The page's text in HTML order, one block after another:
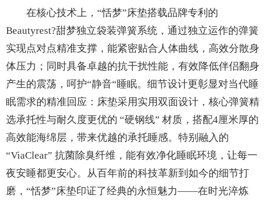
在核心技术上，“恬梦”床垫搭载品牌专利的
Beautyrest?甜梦独立袋装弹簧系统，通过独立运作的弹簧
实现点对点精准支撑，能紧密贴合人体曲线，高效分散身
体压力；同时具备卓越的抗干扰性能，有效降低伴侣翻身
产生的震荡，呵护“静音“睡眠。细节设计更彰显对当代睡
眠需求的精准回应：床垫采用实用双面设计，核心弹簧精
选承托性与耐久度更优的 “硬钢线” 材质，搭配4厘米厚的
高效能海绵层，带来优越的承托睡感。特别融入的
“ViaClear” 抗菌除臭纤维，能有效净化睡眠环境，让每一
夜安睡都更安心。从百年前的科技革新到如今的细节打
磨，“恬梦”床垫印证了经典的永恒魅力——在时光淬炼